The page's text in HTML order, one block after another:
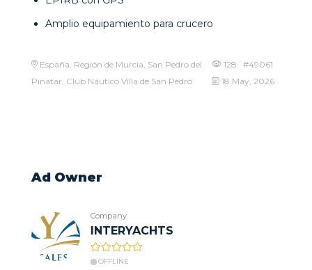
Amplio equipamiento para crucero
España, Región de Murcia, San Pedro del
Pinatar, Club Náutico Villa de San Pedro
128 #49061
18 May, 2026
Ad Owner
Company
INTERYACHTS
OFFLINE